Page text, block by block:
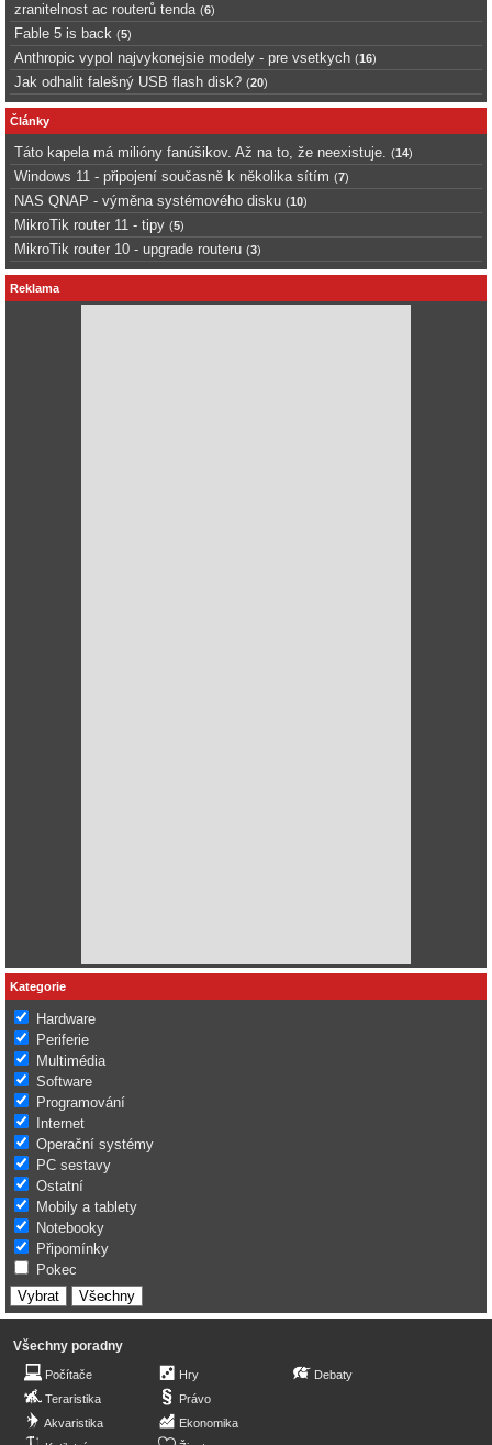
zranitelnost ac routerů tenda (6)
Fable 5 is back (5)
Anthropic vypol najvykonejsie modely - pre vsetkych (16)
Jak odhalit falešný USB flash disk? (20)
Články
Táto kapela má milióny fanúšikov. Až na to, že neexistuje. (14)
Windows 11 - připojení současně k několika sítím (7)
NAS QNAP - výměna systémového disku (10)
MikroTik router 11 - tipy (5)
MikroTik router 10 - upgrade routeru (3)
Reklama
Kategorie
Hardware
Periferie
Multimédia
Software
Programování
Internet
Operační systémy
PC sestavy
Ostatní
Mobily a tablety
Notebooky
Připomínky
Pokec
Všechny poradny
Počítače
Teraristika
Akvaristika
Hry
Právo
Ekonomika
Debaty